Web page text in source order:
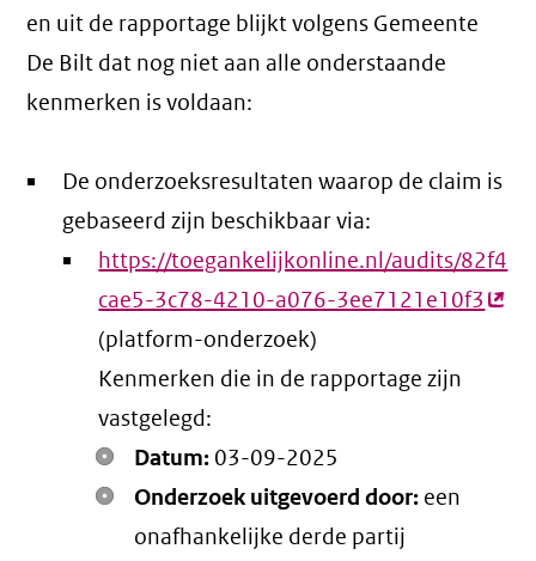
en uit de rapportage blijkt volgens Gemeente
De Bilt dat nog niet aan alle onderstaande
kenmerken is voldaan:
De onderzoeksresultaten waarop de claim is
gebaseerd zijn beschikbaar via:
https://toegankelijkonline.nl/audits/82f4
cae5-3c78-4210-a076-3ee7121e10f3
(platform-onderzoek)
Kenmerken die in de rapportage zijn
vastgelegd:
Datum: 03-09-2025
Onderzoek uitgevoerd door: een
onafhankelijke derde partij